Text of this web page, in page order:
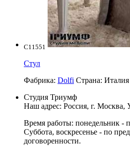
C11551
Стул
Фабрика: Dolfi Страна: Италия
Студия Триумф
Наш адрес: Россия, г. Москва,
Время работы: понедельник -
Суббота, воскресенье - по
договоренности.